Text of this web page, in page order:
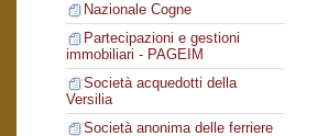
Nazionale Cogne
Partecipazioni e gestioni
immobiliari - PAGEIM
Società acquedotti della
Versilia
Società anonima delle ferriere